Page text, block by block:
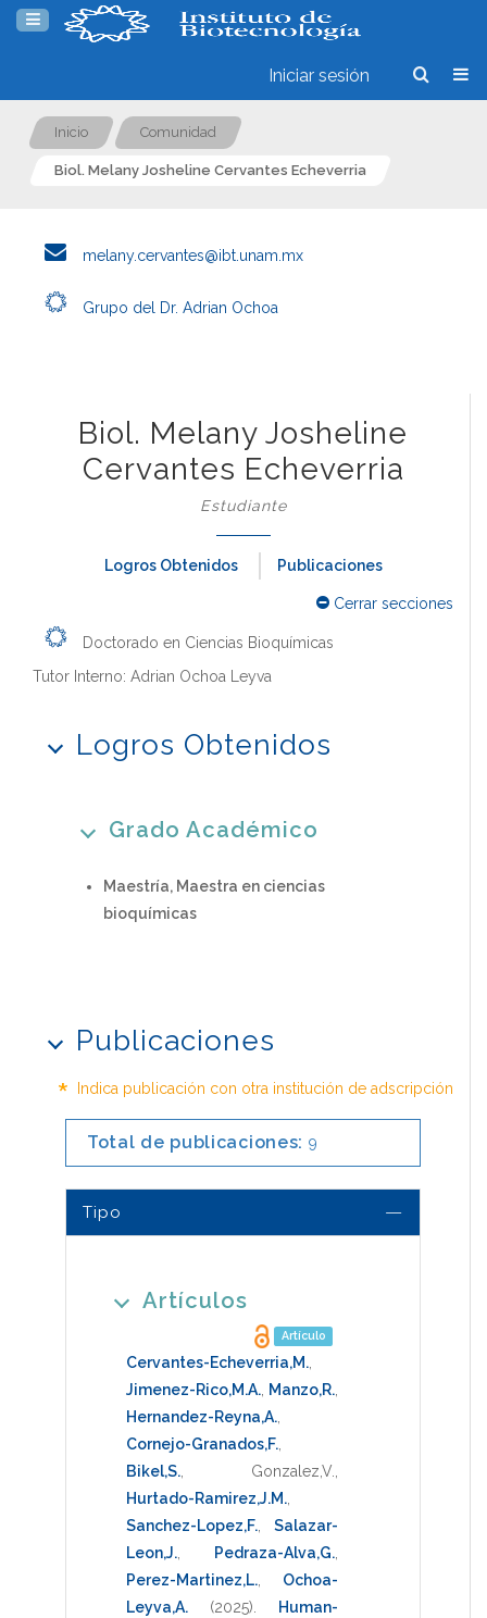
Iniciar sesión
Inicio Comunidad
Biol. Melany Josheline Cervantes Echeverria
melany.cervantes@ibt.unam.mx
Grupo del Dr. Adrian Ochoa
Biol. Melany Josheline
Cervantes Echeverria
Estudiante
Logros Obtenidos Publicaciones
Cerrar secciones
Doctorado en Ciencias Bioquímicas
Tutor Interno: Adrian Ochoa Leyva
Logros Obtenidos
Grado Académico
Maestría, Maestra en ciencias
bioquímicas
Publicaciones
* Indica publicación con otra institución de adscripción
Total de publicaciones: 9
Tipo
Artículos
Artículo
Cervantes-Echeverria,M.
Jimenez-Rico,M.A. Manzo,R.
Hernandez-Reyna,A.
Cornejo-Granados,F.
Bikel,S.
Gonzalez,V.
Hurtado-Ramirez,J.M.
Sanchez-Lopez,F.
Salazar-
Leon,J.
Pedraza-Alva,G.
Perez-Martinez,L.
Ochoa-
Leyva,A.
(2025)
Human-